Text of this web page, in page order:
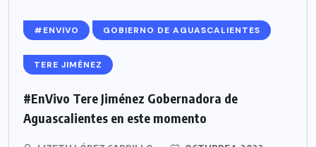
#ENVIVO GOBIERNO DE AGUASCALIENTES
TERE JIMÉNEZ
#EnVivo Tere Jiménez Gobernadora de
Aguascalientes en este momento